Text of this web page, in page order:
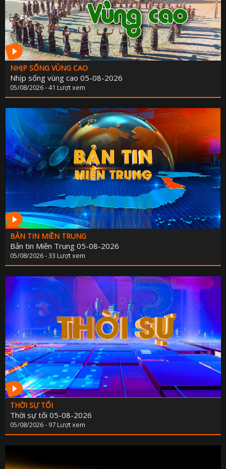
NHỊP SỐNG VÙNG CAO
Nhịp sống vùng cao 05-08-2026
05/08/2026 - 41 Lượt xem
BẢN TIN MIỀN TRUNG
Bản tin Miền Trung 05-08-2026
05/08/2026 - 33 Lượt xem
THỜI SỰ TỐI
Thời sự tối 05-08-2026
05/08/2026 - 97 Lượt xem